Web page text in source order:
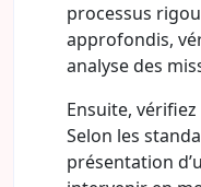
processus
approfondis,
analyse des
Ensuite,
Selon les
présentation